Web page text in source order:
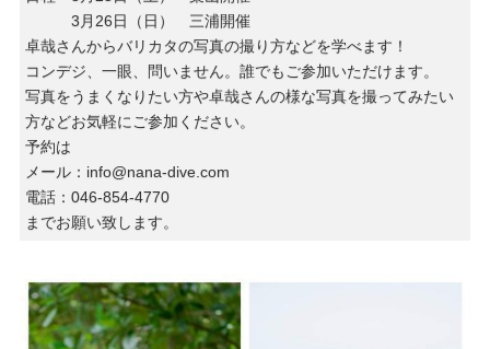
3月26日（日） 三浦開催
卓哉さんからバリカタの写真の撮り方などを学べます！
コンデジ、一眼、問いません。誰でもご参加いただけます。
写真をうまくなりたい方や卓哉さんの様な写真を撮ってみたい
方などお気軽にご参加ください。
予約は
メール：info@nana-dive.com
電話：046-854-4770
までお願い致します。